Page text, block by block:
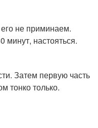
не приминаем.
настояться.
Затем первую часть
тонко только.